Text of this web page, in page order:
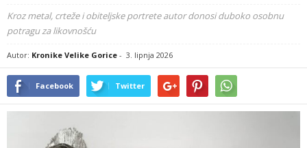
Kroz metal, crteže i obiteljske portrete autor donosi duboko osobnu
potragu za likovnošću
Autor: Kronike Velike Gorice - 3. lipnja 2026
Facebook Twitter